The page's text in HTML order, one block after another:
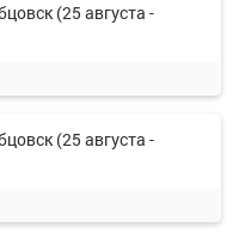
(25 августа -
(25 августа -